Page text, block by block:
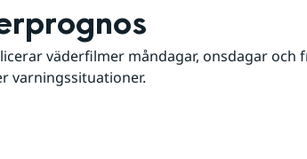
väderfilmer måndagar, onsdagar och
varningssituationer.